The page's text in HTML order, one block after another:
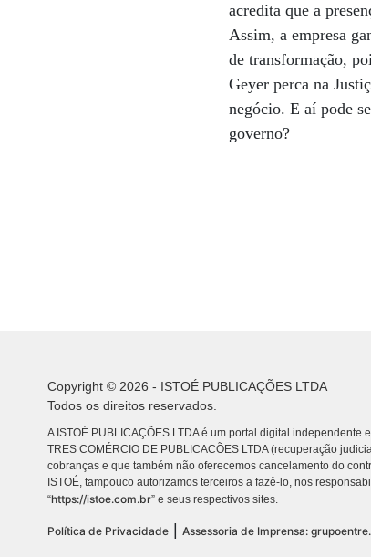
acredita que a
Assim, a empresa
de transformação,
Geyer perca na
negócio. E aí pode
governo?
Copyright © 2026 - ISTOÉ PUBLICAÇÕES LTDA
Todos os direitos reservados.
A ISTOÉ PUBLICAÇÕES LTDA é um portal digital
TRES COMÉRCIO DE PUBLICACÕES LTDA (recuperação
cobranças e que também não oferecemos cancelamento do
ISTOÉ, tampouco autorizamos terceiros a fazê-lo, nos
“https://istoe.com.br” e seus respectivos sites.
Política de Privacidade | Assessoria de Imprensa: